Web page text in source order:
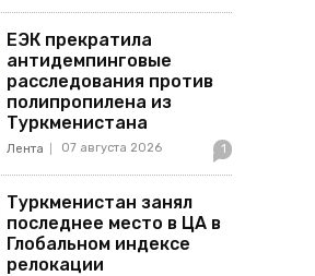
ЕЭК прекратила
антидемпинговые
расследования против
полипропилена из
Туркменистана
Лента 07 августа 2026 1
Туркменистан занял
последнее место в ЦА в
Глобальном индексе
релокации